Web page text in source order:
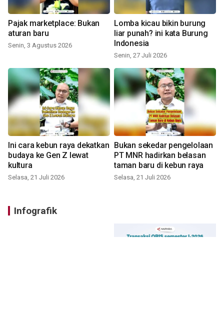
Pajak marketplace: Bukan
aturan baru
Senin, 3 Agustus 2026
Lomba kicau bikin burung
liar punah? ini kata Burung
Indonesia
Senin, 27 Juli 2026
Ini cara kebun raya dekatkan
budaya ke Gen Z lewat
kultura
Selasa, 21 Juli 2026
Bukan sekedar pengelolaan
PT MNR hadirkan belasan
taman baru di kebun raya
Selasa, 21 Juli 2026
Infografik